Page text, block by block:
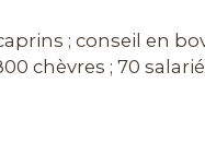
; conseil en
chèvres ; 70